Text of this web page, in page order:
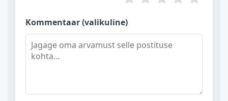
Kommentaar (valikuline)